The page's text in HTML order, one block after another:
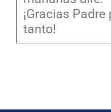
¡Gracias
tanto!